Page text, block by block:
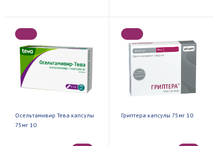
Осельтамивир Тева капсулы
75мг 10
Гриптера капсулы 75мг 10